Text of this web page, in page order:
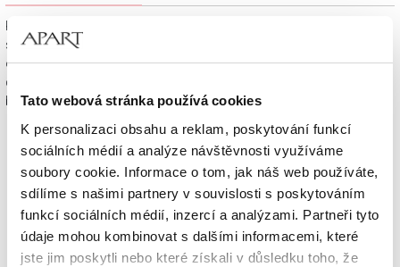
Tato webová stránka používá cookies
K personalizaci obsahu a reklam, poskytování funkcí
sociálních médií a analýze návštěvnosti využíváme
soubory cookie. Informace o tom, jak náš web používáte,
sdílíme s našimi partnery v souvislosti s poskytováním
funkcí sociálních médií, inzercí a analýzami. Partneři tyto
údaje mohou kombinovat s dalšími informacemi, které
jste jim poskytli nebo které získali v důsledku toho, že
Klenotnické výrobky zakoupené na e-shopu Apart.cz obdržíte
spolu s dárkovou krabičkou a taštičkou – v závislosti na
objednaném sortimentu. Váš nákup se tak stane krásným
dárkem, který můžete bez dalších příprav věnovat svým
blízkým.